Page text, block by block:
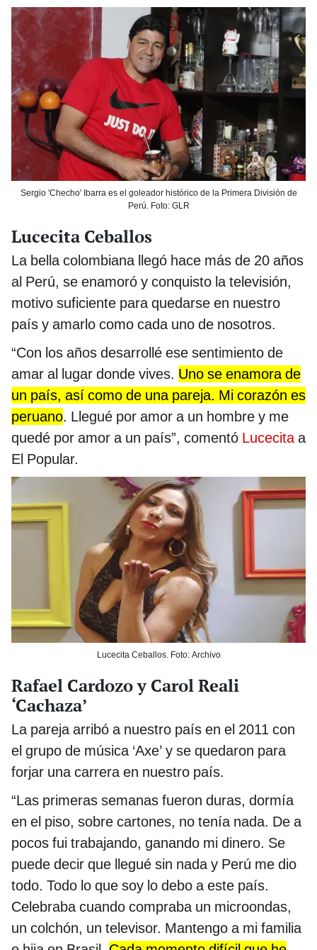
Sergio 'Checho' Ibarra es el goleador histórico de la Primera División de
Perú. Foto: GLR
Lucecita Ceballos
La bella colombiana llegó hace más de 20 años
al Perú, se enamoró y conquisto la televisión,
motivo suficiente para quedarse en nuestro
país y amarlo como cada uno de nosotros.
“Con los años desarrollé ese sentimiento de
amar al lugar donde vives. Uno se enamora de
un país, así como de una pareja. Mi corazón es
peruano. Llegué por amor a un hombre y me
quedé por amor a un país”, comentó Lucecitaa
El Popular.
Lucecita Ceballos. Foto: Archivo
Rafael Cardozo y Carol Reali
‘Cachaza’
La pareja arribó a nuestro país en el 2011 con
el grupo de música ‘Axe’ y se quedaron para
forjar una carrera en nuestro país.
“Las primeras semanas fueron duras, dormía
en el piso, sobre cartones, no tenía nada. De a
pocos fui trabajando, ganando mi dinero. Se
puede decir que llegué sin nada y Perú me dio
todo. Todo lo que soy lo debo a este país.
Celebraba cuando compraba un microondas,
un colchón, un televisor. Mantengo a mi familia